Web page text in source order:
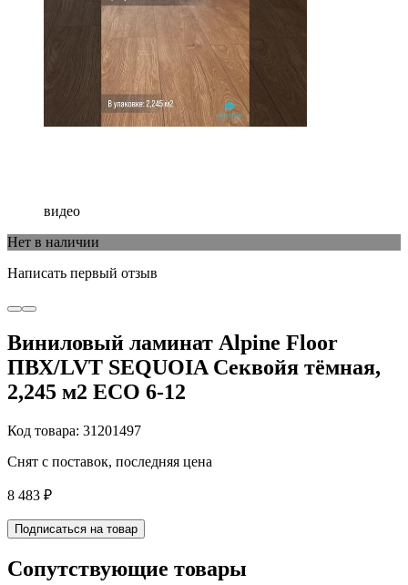
видео
Нет в наличии
Написать первый отзыв
Виниловый ламинат Alpine Floor
ПВХ/LVT SEQUOIA Секвойя тёмная,
2,245 м2 ЕСО 6-12
Код товара: 31201497
Снят с поставок, последняя цена
8 483 ₽
Подписаться на товар
Сопутствующие товары